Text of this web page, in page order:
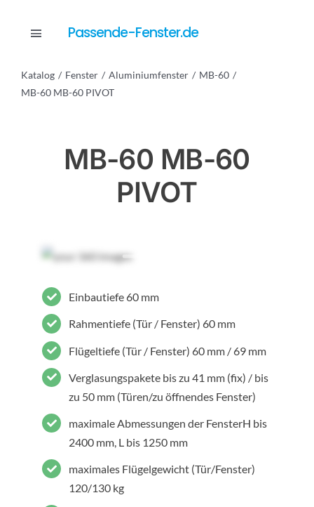
Toggle
Anfrage
Passende-Fenster.de
Katalog Fenster Aluminiumfenster
MB-60
MB-60 MB-60 PIVOT
MB-60 MB-60
PIVOT
Einbautiefe 60 mm
Rahmentiefe (Tür / Fenster) 60 mm
Flügeltiefe (Tür / Fenster) 60 mm / 69 mm
Verglasungspakete bis zu 41 mm (fix) / bis
zu 50 mm (Türen/zu öffnendes Fenster)
maximale Abmessungen der FensterH bis
2400 mm, L bis 1250 mm
maximales Flügelgewicht (Tür/Fenster)
120/130 kg